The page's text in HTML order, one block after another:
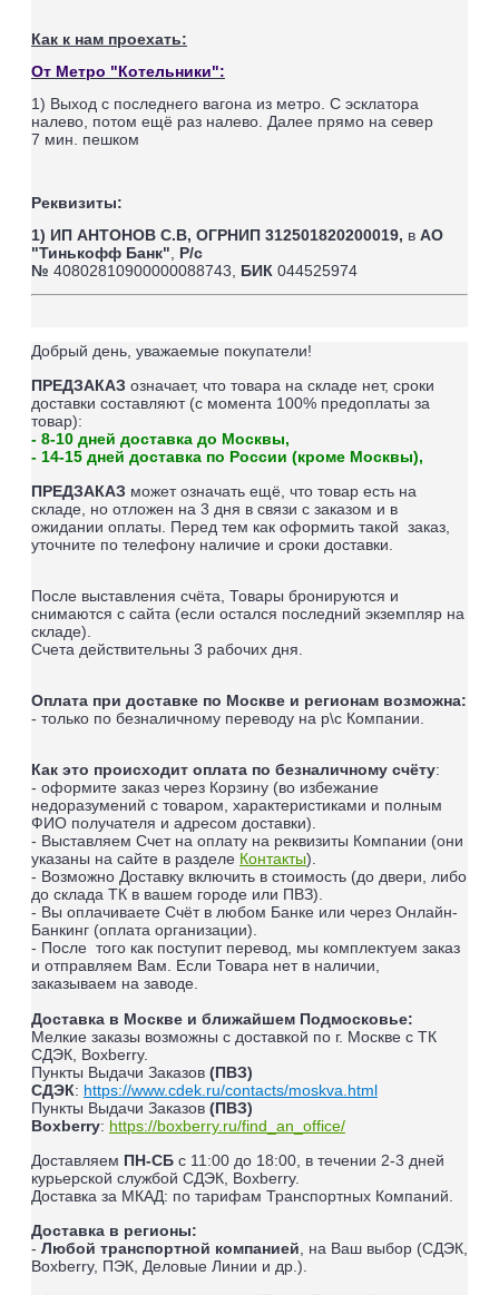
Как к нам проехать:
От Метро "Котельники":
1) Выход с последнего вагона из метро. С эсклатора
налево, потом ещё раз налево. Далее прямо на север
7 мин. пешком
Реквизиты:
1) ИП АНТОНОВ С.В, ОГРНИП 312501820200019, в АО
"Тинькофф Банк"
Р/с
№ 40802810900000088743, БИК 044525974
Добрый день, уважаемые покупатели!
ПРЕДЗАКАЗ означает, что товара на складе нет, сроки
доставки составляют (с момента 100% предоплаты за
товар):
- 8-10 дней доставка до Москвы,
- 14-15 дней доставка по России (кроме Москвы),
ПРЕДЗАКАЗ может означать ещё, что товар есть на
складе, но отложен на 3 дня в связи с заказом и в
ожидании оплаты. Перед тем как оформить такой заказ,
уточните по телефону наличие и сроки доставки.
После выставления счёта, Товары бронируются и
снимаются с сайта (если остался последний экземпляр на
складе).
Счета действительны 3 рабочих дня.
Оплата при доставке по Москве и регионам возможна:
- только по безналичному переводу на р\с Компании.
Как это происходит оплата по безналичному счёту:
- оформите заказ через Корзину (во избежание
недоразумений с товаром, характеристиками и полным
ФИО получателя и адресом доставки).
- Выставляем Счет на оплату на реквизиты Компании (они
указаны на сайте в разделе Контакты).
- Возможно Доставку включить в стоимость (до двери, либо
до склада ТК в вашем городе или ПВЗ).
- Вы оплачиваете Счёт в любом Банке или через Онлайн-
Банкинг (оплата организации).
- После того как поступит перевод, мы комплектуем заказ
и отправляем Вам. Если Товара нет в наличии,
заказываем на заводе.
Доставка в Москве и ближайшем Подмосковье:
Мелкие заказы возможны с доставкой по г. Москве с ТК
СДЭК, Boxberry.
Пункты Выдачи Заказов (ПВЗ)
СДЭК: https://www.cdek.ru/contacts/moskva.html
Пункты Выдачи Заказов (ПВЗ)
Boxberry: https://boxberry.ru/find_an_office/
Доставляем ПН-СБ с 11:00 до 18:00, в течении 2-3 дней
курьерской службой СДЭК, Boxberry.
Доставка за МКАД: по тарифам Транспортных Компаний.
Доставка в регионы:
- Любой транспортной компанией , на Ваш выбор (СДЭК,
Boxberry, ПЭК, Деловые Линии и др.).